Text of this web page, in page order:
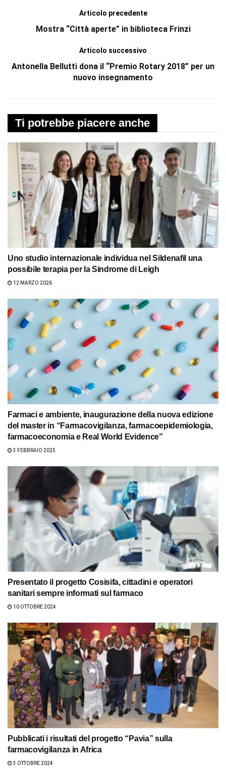
Articolo precedente
Mostra “Città aperte” in biblioteca Frinzi
Articolo successivo
Antonella Bellutti dona il “Premio Rotary 2018” per un
nuovo insegnamento
Ti potrebbe piacere anche
Uno studio internazionale individua nel Sildenafil una
possibile terapia per la Sindrome di Leigh
12 MARZO 2026
Farmaci e ambiente, inaugurazione della nuova edizione
del master in “Farmacovigilanza, farmacoepidemiologia,
farmacoeconomia e Real World Evidence”
3 FEBBRAIO 2025
Presentato il progetto Cosisifa, cittadini e operatori
sanitari sempre informati sul farmaco
10 OTTOBRE 2024
Pubblicati i risultati del progetto “Pavia” sulla
farmacovigilanza in Africa
3 OTTOBRE 2024